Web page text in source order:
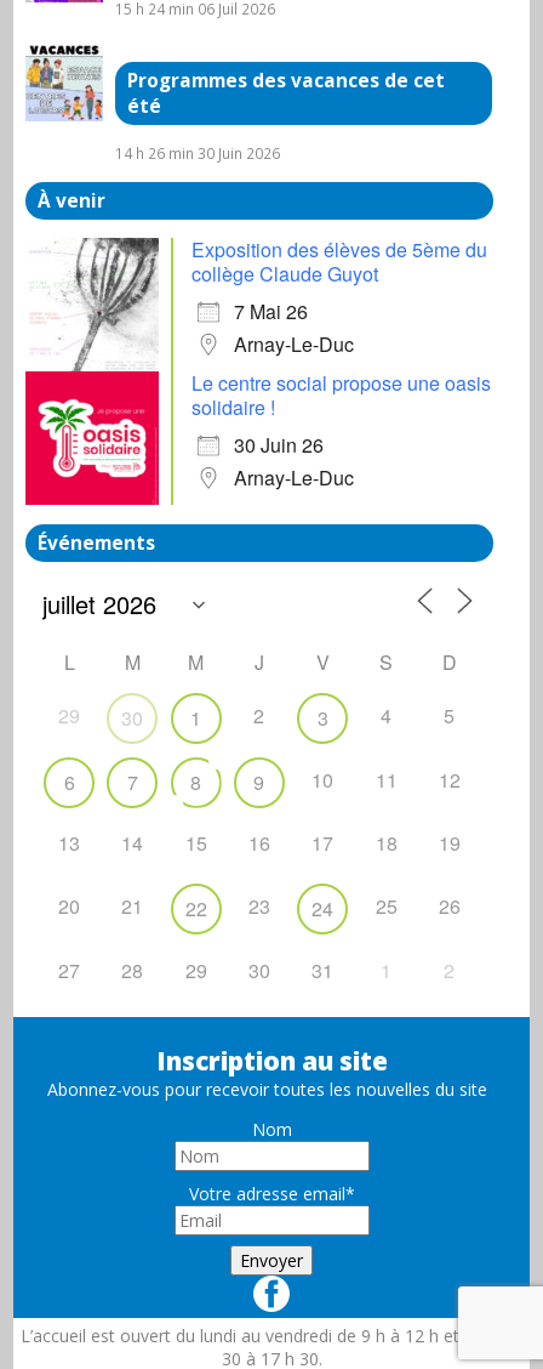
15 h 24 min 06 Juil 2026
Programmes des vacances de cet
été
14 h 26 min 30 Juin 2026
À venir
Exposition des élèves de 5ème du
collège Claude Guyot
7 Mai 26
Arnay-Le-Duc
Le centre social propose une oasis
solidaire !
30 Juin 26
Arnay-Le-Duc
Événements
L M M J V S
D
29
30 1 2 3 4 5
6 7 8 9 10 11 12
13 14 15 16 17 18 19
20 21 22 23 24 25 26
27 28 29 30 31 1 2
Inscription au site
Abonnez-vous pour recevoir toutes les nouvelles du site
Nom
Votre adresse email*
L’accueil est ouvert du lundi au vendredi de 9 h à 12 h et de 13 h
30 à 17 h 30.